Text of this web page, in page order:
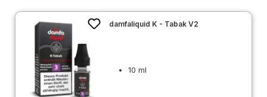
damfaliquid K - Tabak V2
10 ml